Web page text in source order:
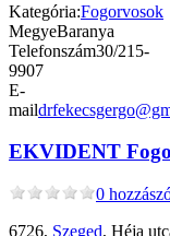
Kategória:Fogorvosok
MegyeBaranya
Telefonszám30/215-
9907
E-
mail
EKVIDENT
0
6726, Szeged, Héja